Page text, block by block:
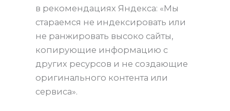
в рекомендациях Яндекса: «Мы
стараемся не индексировать или
не ранжировать высоко сайты,
копирующие информацию с
других ресурсов и не создающие
оригинального контента или
сервиса».